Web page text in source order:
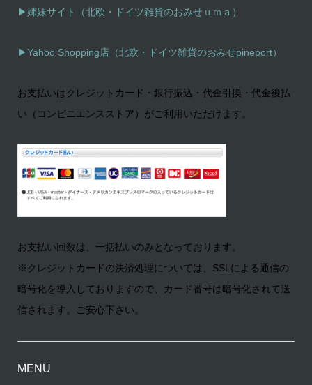
▶姉妹サイト（北欧・ドイツ雑貨のおみせｕｍａ）
▶Yahoo Shopping店（北欧・ドイツ雑貨のおみせpineport）
お支払いはクレジットカード・銀行振込・代金引換・代金後払
い（コンビニエンスストア）がご利用いただけます。
お支払い回数は、一括払いのみとなっております。
※クレジットカードの決済処理については、SSLによる通信の
暗号化を導入しておりますので、カード番号は暗号化されて送
信されます。ご安心下さい。
MENU